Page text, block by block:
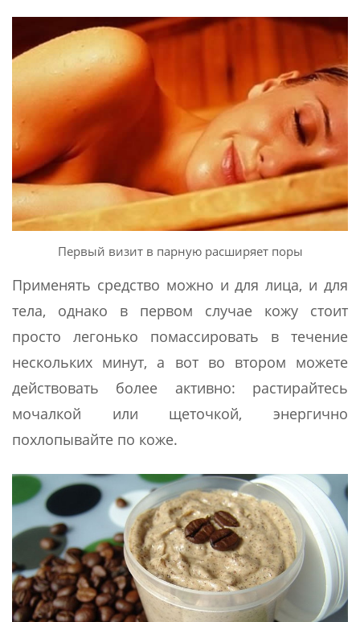
Первый визит в парную расширяет поры
Применять средство можно и для лица, и для
тела, однако в первом случае кожу стоит
просто легонько помассировать в течение
нескольких минут, а вот во втором можете
действовать более активно: растирайтесь
мочалкой или щеточкой, энергично
похлопывайте по коже.